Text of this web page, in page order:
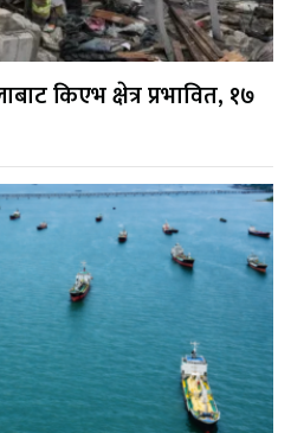
किएभ क्षेत्र प्रभावित, १७